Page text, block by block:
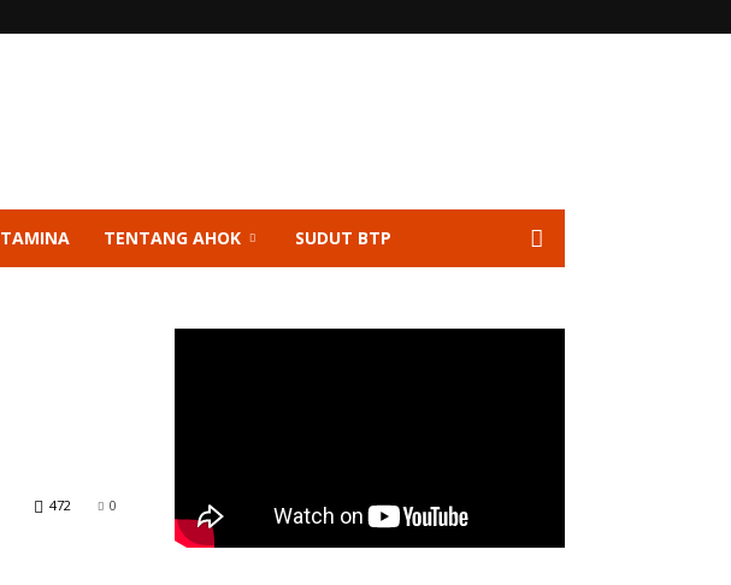
TENTANG AHOK SUDUT BTP
0
472